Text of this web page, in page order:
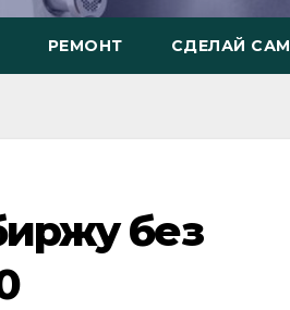
РЕМОНТ СДЕЛАЙ САМ
без